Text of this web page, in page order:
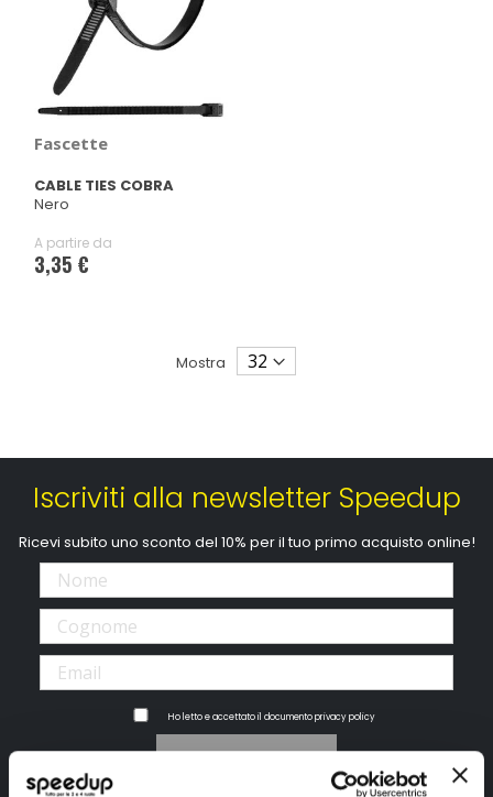
Fascette
CABLE TIES COBRA
Nero
A partire da
3,35 €
Mostra
Iscriviti alla newsletter Speedup
Ricevi subito uno sconto del 10% per il tuo primo acquisto online!
Ho letto e accettato il documentoprivacy policy